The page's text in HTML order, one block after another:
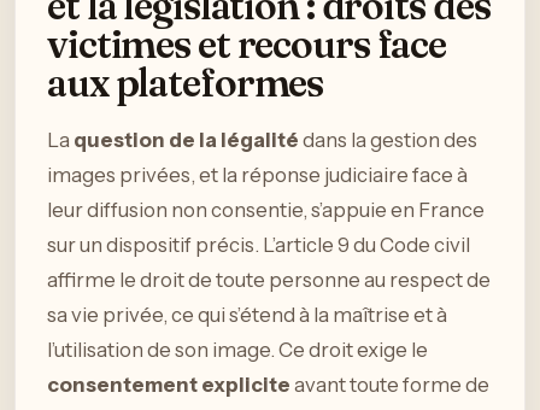
victimes et recours face
aux plateformes
La question de la légalité dans la gestion des
images privées, et la réponse judiciaire face à
leur diffusion non consentie, s’appuie en France
sur un dispositif précis. L’article 9 du Code civil
affirme le droit de toute personne au respect de
sa vie privée, ce qui s’étend à la maîtrise et à
l’utilisation de son image. Ce droit exige le
consentement explicite avant toute forme de